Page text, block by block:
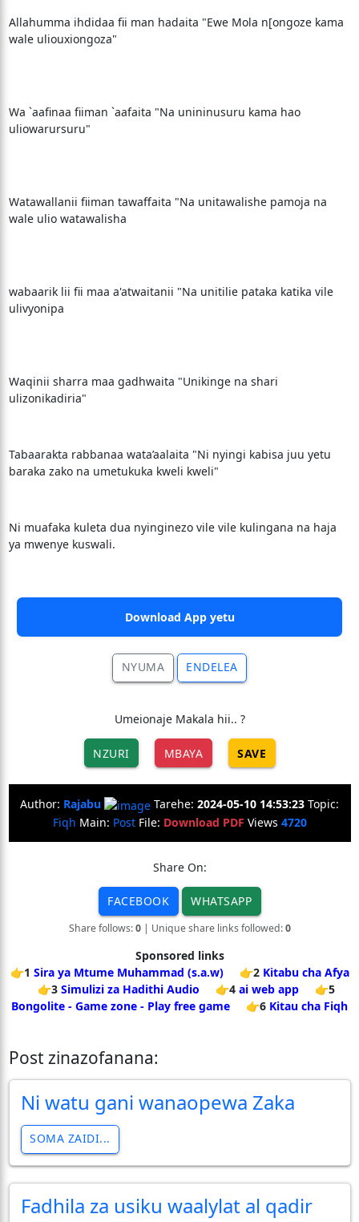
Allahumma ihdidaa fii man hadaita "Ewe Mola n[ongoze kama
wale uliouxiongoza"
Wa `aafinaa fiiman `aafaita "Na unininusuru kama hao
uliowarursuru"
Watawallanii fiiman tawaffaita "Na unitawalishe pamoja na
wale ulio watawalisha
wabaarik lii fii maa a'atwaitanii "Na unitilie pataka katika vile
ulivyonipa
Waqinii sharra maa gadhwaita "Unikinge na shari
ulizonikadiria"
Tabaarakta rabbanaa wata’aalaita "Ni nyingi kabisa juu yetu
baraka zako na umetukuka kweli kweli"
Ni muafaka kuleta dua nyinginezo vile vile kulingana na haja
ya mwenye kuswali.
Download App yetu
NYUMA ENDELEA
Umeionaje Makala hii.. ?
NZURI MBAYA SAVE
Author: Rajabu Tarehe: 2024-05-10 14:53:23 Topic:
Fiqh Main: PostFile: Download PDF Views 4720
Share On:
FACEBOOK WHATSAPP
Share follows:0| Unique share links followed:0
Sponsored links
👉1 Sira ya Mtume Muhammad (s.a.w) 👉2 Kitabu cha Afya
👉3 Simulizi za Hadithi Audio 👉4 ai web app
👉5
Bongolite - Game zone - Play free game
👉6 Kitau cha Fiqh
Post zinazofanana:
Ni watu gani wanaopewa Zaka
SOMA ZAIDI...
Fadhila za usiku waalylat al qadir